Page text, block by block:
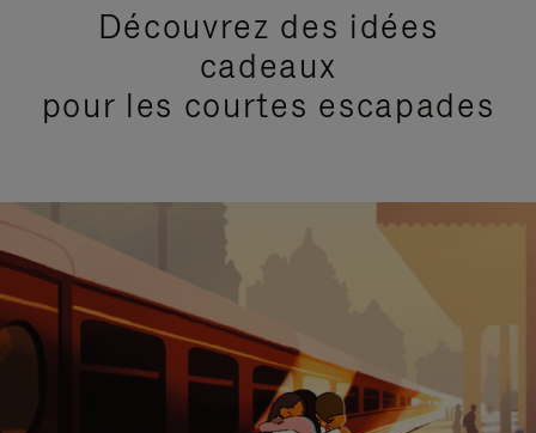
Découvrez des idées
cadeaux
pour les courtes escapades